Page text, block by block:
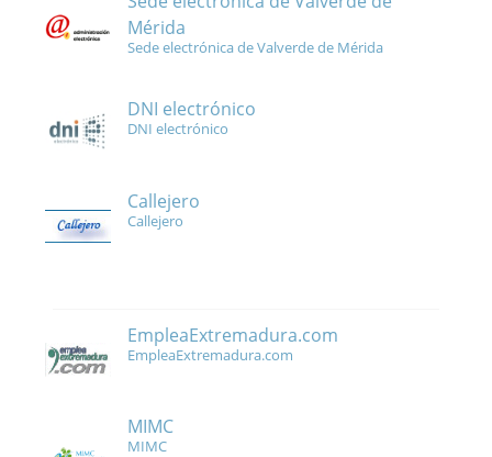
Mérida
Sede electrónica de Valverde de Mérida
DNI electrónico
DNI electrónico
Callejero
Callejero
EmpleaExtremadura.com
EmpleaExtremadura.com
MIMC
MIMC